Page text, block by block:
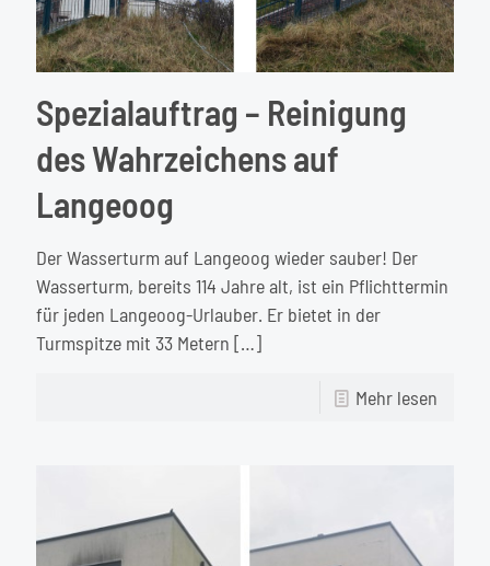
Spezialauftrag – Reinigung
des Wahrzeichens auf
Langeoog
Der Wasserturm auf Langeoog wieder sauber! Der
Wasserturm, bereits 114 Jahre alt, ist ein Pflichttermin
für jeden Langeoog-Urlauber. Er bietet in der
Turmspitze mit 33 Metern […]
Mehr lesen